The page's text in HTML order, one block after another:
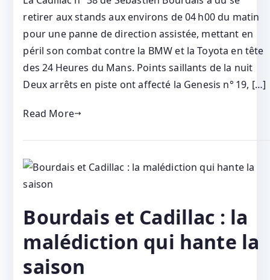
retirer aux stands aux environs de 04 h00 du matin
pour une panne de direction assistée, mettant en
péril son combat contre la BMW et la Toyota en tête
des 24 Heures du Mans. Points saillants de la nuit
Deux arrêts en piste ont affecté la Genesis n° 19, […]
Read More
Bourdais et Cadillac : la
malédiction qui hante la
saison